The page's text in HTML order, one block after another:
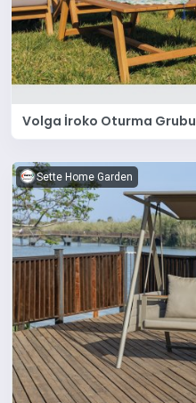
Volga İroko Oturma Grubu
Sette Home Garden